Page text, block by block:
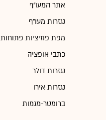
אתר המעו"ף
נגזרות מעו"ף
מפת פוזיציות פתוחות
כתבי אופציה
נגזרות דולר
נגזרות אירו
ברומטר-מגמות